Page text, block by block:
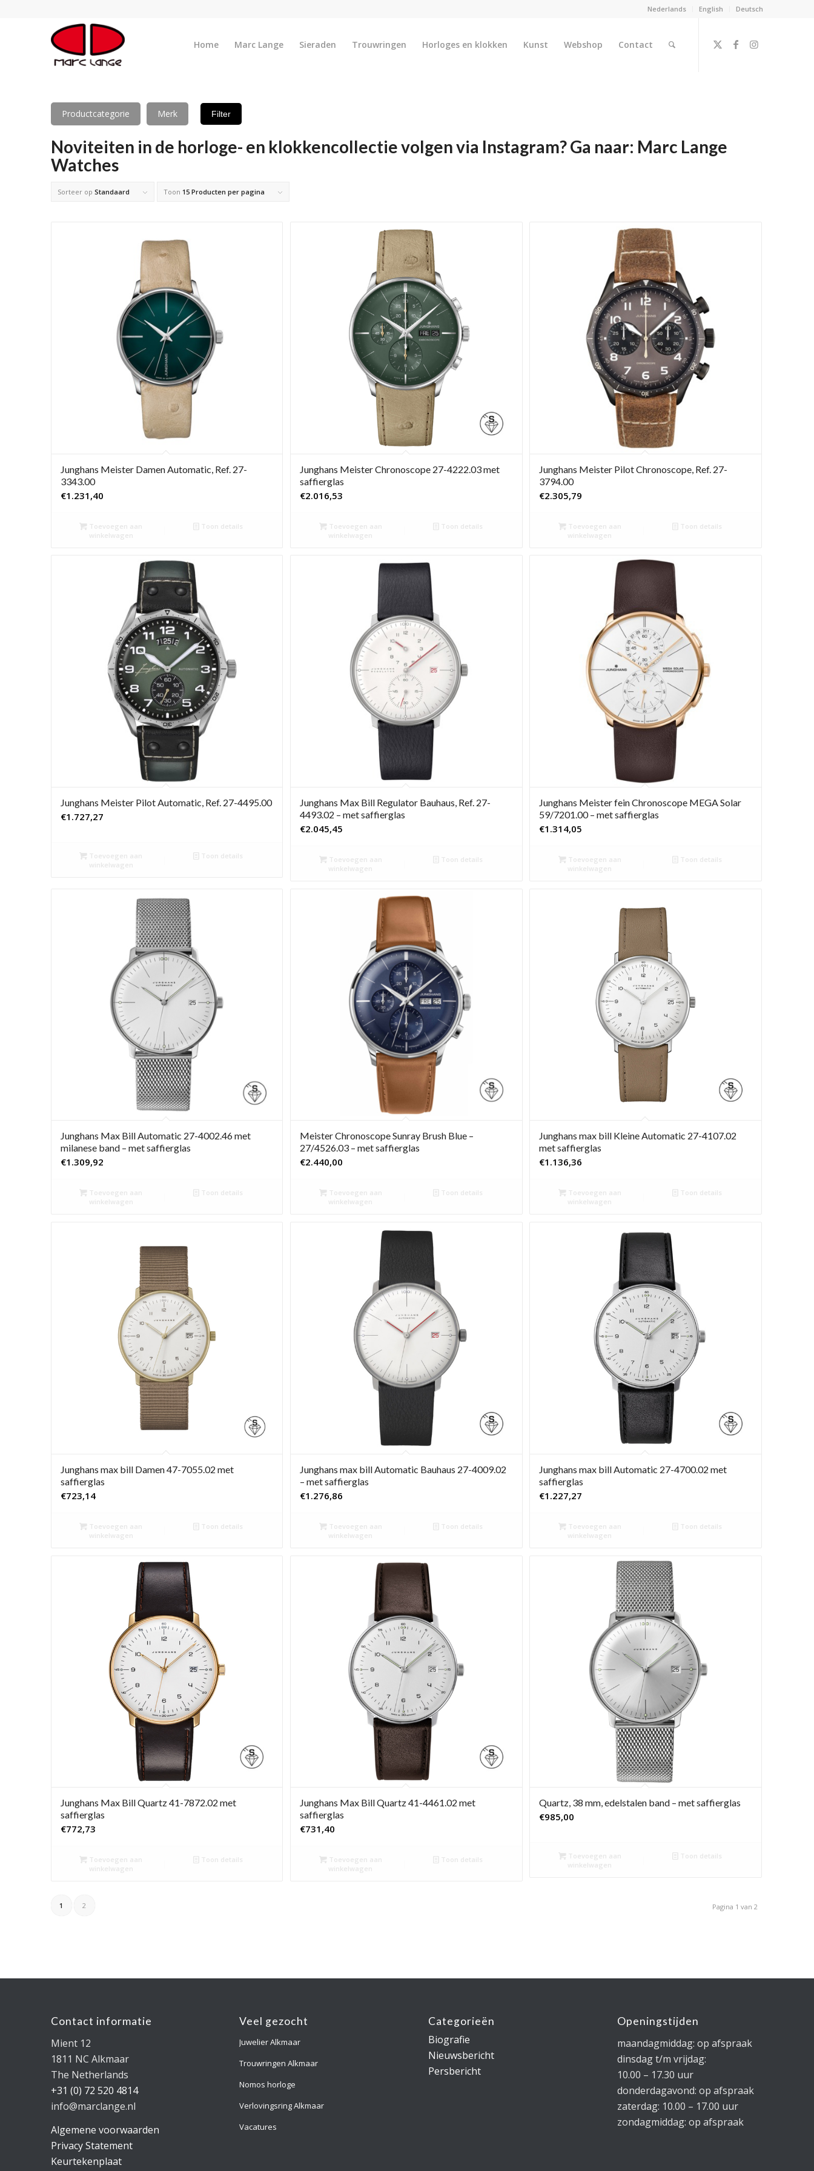
Nederlands English Deutsch
Home Marc Lange Sieraden Trouwringen Horloges en klokken Kunst Webshop Contact
Productcategorie Merk Filter
Noviteiten in de horloge- en klokkencollectie volgen via Instagram? Ga naar: Marc Lange
Watches
Sorteer op Standaard Toon 15 Producten per pagina
Junghans Meister Damen Automatic, Ref. 27-
3343.00
€1.231,40
Toevoegen aan
winkelwagen
Toon details
Junghans Meister Chronoscope 27-4222.03 met
saffierglas
€2.016,53
Toevoegen aan
winkelwagen
Toon details
Junghans Meister Pilot Chronoscope, Ref. 27-
3794.00
€2.305,79
Toevoegen aan
winkelwagen
Toon details
Junghans Meister Pilot Automatic, Ref. 27-4495.00
€1.727,27
Toevoegen aan
winkelwagen
Toon details
Junghans Max Bill Regulator Bauhaus, Ref. 27-
4493.02 – met saffierglas
€2.045,45
Toevoegen aan
winkelwagen
Toon details
Junghans Meister fein Chronoscope MEGA Solar
59/7201.00 – met saffierglas
€1.314,05
Toevoegen aan
winkelwagen
Toon details
Junghans Max Bill Automatic 27-4002.46 met
milanese band – met saffierglas
€1.309,92
Toevoegen aan
winkelwagen
Toon details
Meister Chronoscope Sunray Brush Blue –
27/4526.03 – met saffierglas
€2.440,00
Toevoegen aan
winkelwagen
Toon details
Junghans max bill Kleine Automatic 27-4107.02
met saffierglas
€1.136,36
Toevoegen aan
winkelwagen
Toon details
Junghans max bill Damen 47-7055.02 met
saffierglas
€723,14
Toevoegen aan
winkelwagen
Toon details
Junghans max bill Automatic Bauhaus 27-4009.02
– met saffierglas
€1.276,86
Toevoegen aan
winkelwagen
Toon details
Junghans max bill Automatic 27-4700.02 met
saffierglas
€1.227,27
Toevoegen aan
winkelwagen
Toon details
Junghans Max Bill Quartz 41-7872.02 met
saffierglas
€772,73
Toevoegen aan
winkelwagen
Toon details
Junghans Max Bill Quartz 41-4461.02 met
saffierglas
€731,40
Toevoegen aan
winkelwagen
Toon details
Quartz, 38 mm, edelstalen band – met saffierglas
€985,00
Toevoegen aan
winkelwagen
Toon details
Pagina 1 van 2
1 2
Contact informatie
Mient 12
1811 NC Alkmaar
The Netherlands
+31 (0) 72 520 4814
info@marclange.nl
Algemene voorwaarden
Privacy Statement
Keurtekenplaat
Veel gezocht
Juwelier Alkmaar
Trouwringen Alkmaar
Nomos horloge
Verlovingsring Alkmaar
Vacatures
Categorieën
Biografie
Nieuwsbericht
Persbericht
Openingstijden
maandagmiddag: op afspraak
dinsdag t/m vrijdag:
10.00 – 17.30 uur
donderdagavond: op afspraak
zaterdag: 10.00 – 17.00 uur
zondagmiddag: op afspraak